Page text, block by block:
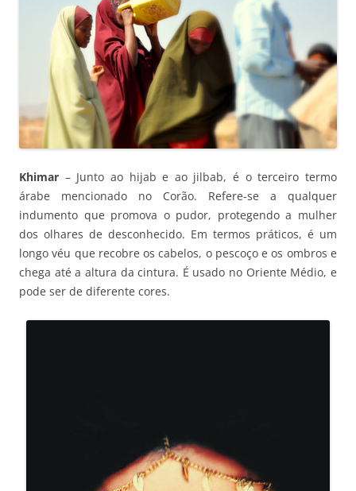
Khimar – Junto ao hijab e ao jilbab, é o terceiro termo
árabe mencionado no Corão. Refere-se a qualquer
indumento que promova o pudor, protegendo a mulher
dos olhares de desconhecido. Em termos práticos, é um
longo véu que recobre os cabelos, o pescoço e os ombros e
chega até a altura da cintura. É usado no Oriente Médio, e
pode ser de diferente cores.